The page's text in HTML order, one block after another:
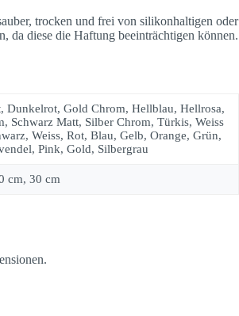
trocken und frei von silikonhaltigen oder
da diese die Haftung beeinträchtigen können.
Dunkelrot, Gold Chrom, Hellblau, Hellrosa,
Schwarz Matt, Silber Chrom, Türkis, Weiss
Weiss, Rot, Blau, Gelb, Orange, Grün,
Pink, Gold, Silbergrau
cm, 30 cm